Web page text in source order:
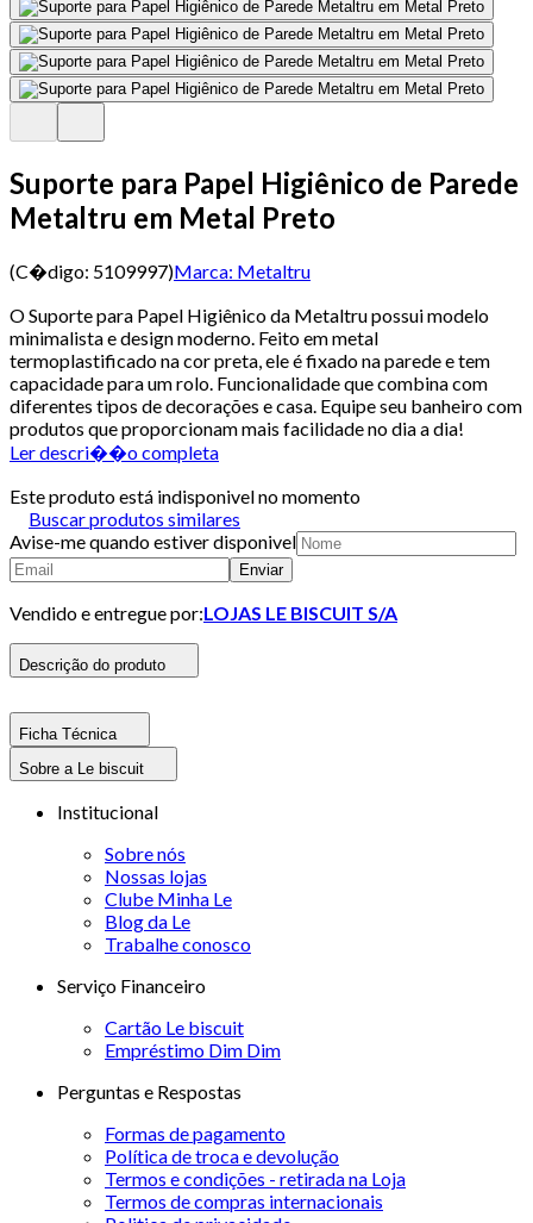
Suporte para Papel Higiênico de Parede
Metaltru em Metal Preto
(C�digo: 5109997)Marca: Metaltru
O Suporte para Papel Higiênico da Metaltru possui modelo
minimalista e design moderno. Feito em metal
termoplastificado na cor preta, ele é fixado na parede e tem
capacidade para um rolo. Funcionalidade que combina com
diferentes tipos de decorações e casa. Equipe seu banheiro com
produtos que proporcionam mais facilidade no dia a dia!
Ler descri��o completa
Este produto está indisponivel no momento
Buscar produtos similares
Avise-me quando estiver disponivel
Enviar
Vendido e entregue por:LOJAS LE BISCUIT S/A
Descrição do produto
Ficha Técnica
Sobre a Le biscuit
Institucional
Sobre nós
Nossas lojas
Clube Minha Le
Blog da Le
Trabalhe conosco
Serviço Financeiro
Cartão Le biscuit
Empréstimo Dim Dim
Perguntas e Respostas
Formas de pagamento
Política de troca e devolução
Termos e condições - retirada na Loja
Termos de compras internacionais